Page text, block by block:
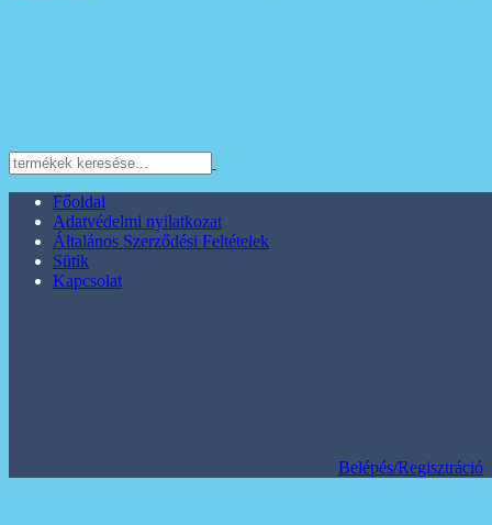
Főoldal
Adatvédelmi nyilatkozat
Általános Szerződési Feltételek
Sütik
Kapcsolat
Belépés/Regisztráció